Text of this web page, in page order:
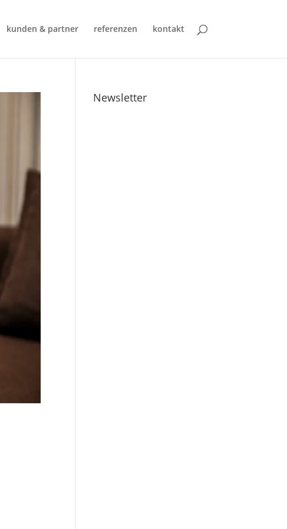
kunden & partner referenzen kontakt
Newsletter